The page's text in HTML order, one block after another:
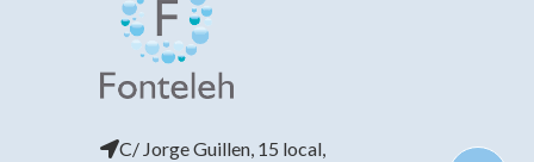
C/ Jorge Guillen, 15 local,